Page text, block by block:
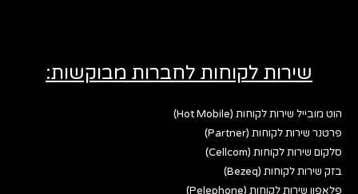
שירות לקוחות לחברות מבוקשות:
הוט מובייל שירות לקוחות (Hot Mobile)
פרטנר שירות לקוחות (Partner)
סלקום שירות לקוחות (Cellcom)
בזק שירות לקוחות (Bezeq)
פלאפון שירות לקוחות (Pelephone)